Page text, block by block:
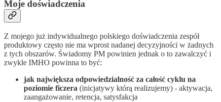
Moje doświadczenia
Z mojego już indywidualnego polskiego doświadczenia zespół
produktowy często nie ma wprost nadanej decyzyjności w żadnych
z tych obszarów. Świadomy PM powinien jednak o to zawalczyć i
zwykle IMHO powinna to być:
jak największa odpowiedzialność za całość cyklu na
poziomie ficzera (inicjatywy którą realizujemy) - aktywacja,
zaangażowanie, retencja, satysfakcja